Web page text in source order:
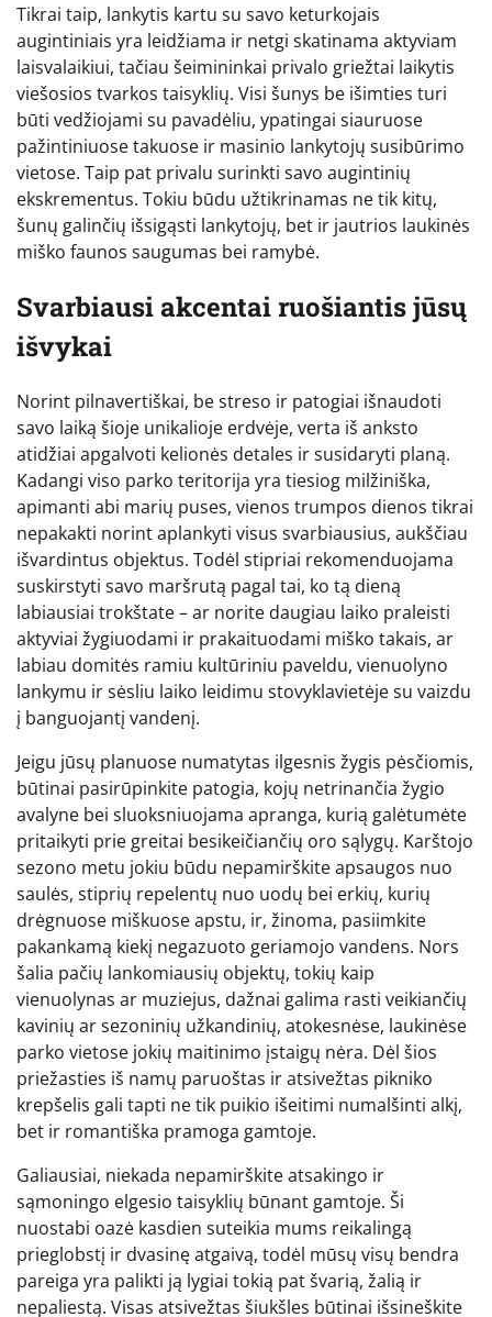
Tikrai taip, lankytis kartu su savo keturkojais
augintiniais yra leidžiama ir netgi skatinama aktyviam
laisvalaikiui, tačiau šeimininkai privalo griežtai laikytis
viešosios tvarkos taisyklių. Visi šunys be išimties turi
būti vedžiojami su pavadėliu, ypatingai siauruose
pažintiniuose takuose ir masinio lankytojų susibūrimo
vietose. Taip pat privalu surinkti savo augintinių
ekskrementus. Tokiu būdu užtikrinamas ne tik kitų,
šunų galinčių išsigąsti lankytojų, bet ir jautrios laukinės
miško faunos saugumas bei ramybė.
Svarbiausi akcentai ruošiantis jūsų
išvykai
Norint pilnavertiškai, be streso ir patogiai išnaudoti
savo laiką šioje unikalioje erdvėje, verta iš anksto
atidžiai apgalvoti kelionės detales ir susidaryti planą.
Kadangi viso parko teritorija yra tiesiog milžiniška,
apimanti abi marių puses, vienos trumpos dienos tikrai
nepakakti norint aplankyti visus svarbiausius, aukščiau
išvardintus objektus. Todėl stipriai rekomenduojama
suskirstyti savo maršrutą pagal tai, ko tą dieną
labiausiai trokštate – ar norite daugiau laiko praleisti
aktyviai žygiuodami ir prakaituodami miško takais, ar
labiau domitės ramiu kultūriniu paveldu, vienuolyno
lankymu ir sėsliu laiko leidimu stovyklavietėje su vaizdu
į banguojantį vandenį.
Jeigu jūsų planuose numatytas ilgesnis žygis pėsčiomis,
būtinai pasirūpinkite patogia, kojų netrinančia žygio
avalyne bei sluoksniuojama apranga, kurią galėtumėte
pritaikyti prie greitai besikeičiančių oro sąlygų. Karštojo
sezono metu jokiu būdu nepamirškite apsaugos nuo
saulės, stiprių repelentų nuo uodų bei erkių, kurių
drėgnuose miškuose apstu, ir, žinoma, pasiimkite
pakankamą kiekį negazuoto geriamojo vandens. Nors
šalia pačių lankomiausių objektų, tokių kaip
vienuolynas ar muziejus, dažnai galima rasti veikiančių
kavinių ar sezoninių užkandinių, atokesnėse, laukinėse
parko vietose jokių maitinimo įstaigų nėra. Dėl šios
priežasties iš namų paruoštas ir atsivežtas pikniko
krepšelis gali tapti ne tik puikio išeitimi numalšinti alkį,
bet ir romantiška pramoga gamtoje.
Galiausiai, niekada nepamirškite atsakingo ir
sąmoningo elgesio taisyklių būnant gamtoje. Ši
nuostabi oazė kasdien suteikia mums reikalingą
prieglobstį ir dvasinę atgaivą, todėl mūsų visų bendra
pareiga yra palikti ją lygiai tokią pat švarią, žalią ir
nepaliestą. Visas atsivežtas šiukšles būtinai išsineškite